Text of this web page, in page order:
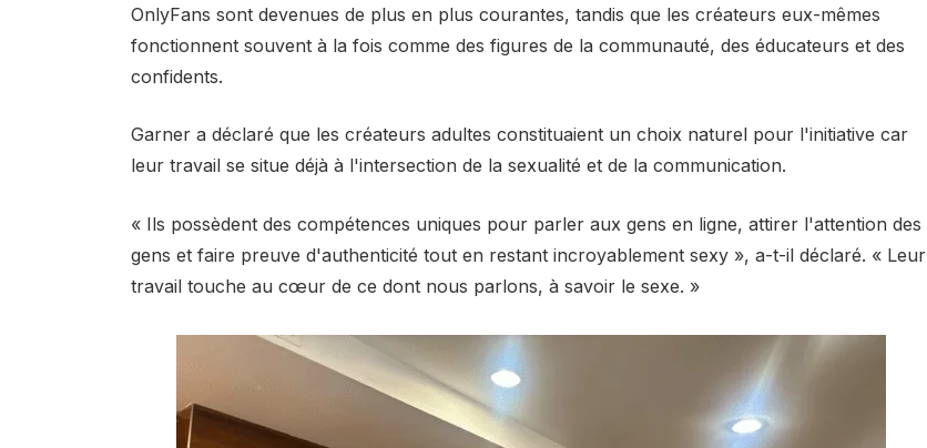
OnlyFans sont devenues de plus en plus courantes, tandis que les créateurs eux-mêmes
fonctionnent souvent à la fois comme des figures de la communauté, des éducateurs et des
confidents.
Garner a déclaré que les créateurs adultes constituaient un choix naturel pour l'initiative car
leur travail se situe déjà à l'intersection de la sexualité et de la communication.
« Ils possèdent des compétences uniques pour parler aux gens en ligne, attirer l'attention des
gens et faire preuve d'authenticité tout en restant incroyablement sexy », a-t-il déclaré. « Leur
travail touche au cœur de ce dont nous parlons, à savoir le sexe. »